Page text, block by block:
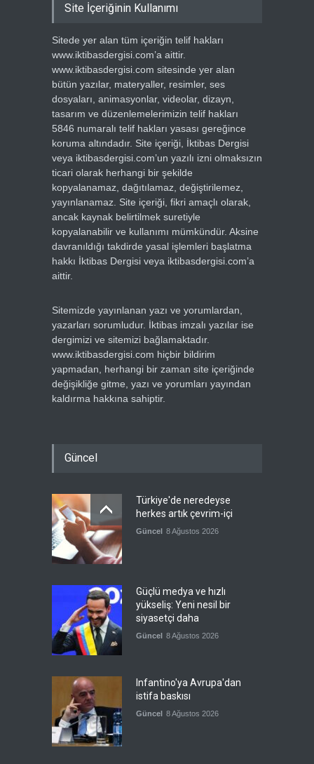
Site İçeriğinin Kullanımı
Sitede yer alan tüm içeriğin telif hakları
www.iktibasdergisi.com’a aittir.
www.iktibasdergisi.com sitesinde yer alan
bütün yazılar, materyaller, resimler, ses
dosyaları, animasyonlar, videolar, dizayn,
tasarım ve düzenlemelerimizin telif hakları
5846 numaralı telif hakları yasası gereğince
koruma altındadır. Site içeriği, İktibas Dergisi
veya iktibasdergisi.com’un yazılı izni olmaksızın
ticari olarak herhangi bir şekilde
kopyalanamaz, dağıtılamaz, değiştirilemez,
yayınlanamaz. Site içeriği, fikri amaçlı olarak,
ancak kaynak belirtilmek suretiyle
kopyalanabilir ve kullanımı mümkündür. Aksine
davranıldığı takdirde yasal işlemleri başlatma
hakkı İktibas Dergisi veya iktibasdergisi.com’a
aittir.
Sitemizde yayınlanan yazı ve yorumlardan,
yazarları sorumludur. İktibas imzalı yazılar ise
dergimizi ve sitemizi bağlamaktadır.
www.iktibasdergisi.com hiçbir bildirim
yapmadan, herhangi bir zaman site içeriğinde
değişikliğe gitme, yazı ve yorumları yayından
kaldırma hakkına sahiptir.
Güncel
Türkiye'de neredeyse
herkes artık çevrim-içi
Güncel 8 Ağustos 2026
Güçlü medya ve hızlı
yükseliş: Yeni nesil bir
siyasetçi daha
Güncel 8 Ağustos 2026
Infantino'ya Avrupa'dan
istifa baskısı
Güncel 8 Ağustos 2026